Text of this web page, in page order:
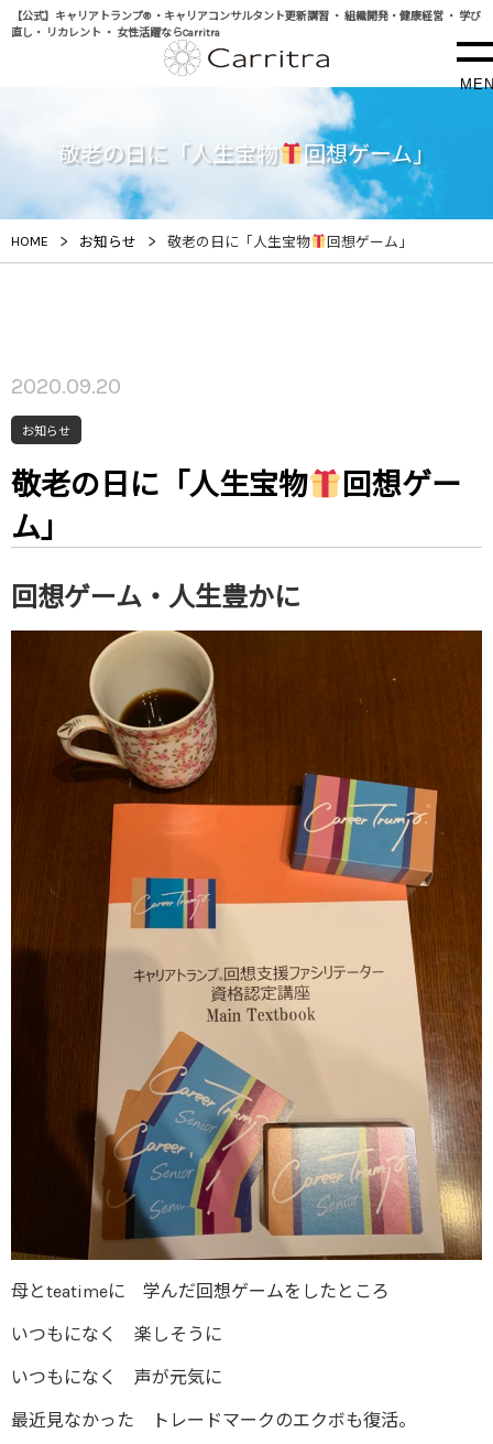
【公式】キャリアトランプ® ・キャリアコンサルタント更新講習 ・ 組織開発・健康経営 ・ 学び
直し・ リカレント ・ 女性活躍ならCarritra
敬老の日に「人生宝物 回想ゲーム」
HOME > お知らせ > 敬老の日に「人生宝物 回想ゲーム」
2020.09.20
お知らせ
敬老の日に「人生宝物
回想ゲー
ム」
回想ゲーム・人生豊かに
母とteatimeに 学んだ回想ゲームをしたところ
いつもになく 楽しそうに
いつもになく 声が元気に
最近見なかった トレードマークのエクボも復活。